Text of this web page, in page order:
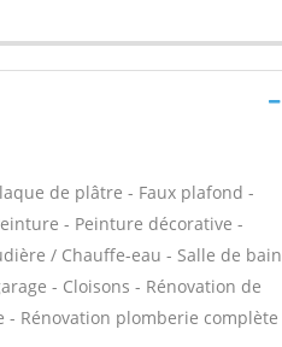
de plâtre - Faux plafond -
- Peinture décorative -
/ Chauffe-eau - Salle de bain
- Cloisons - Rénovation de
Rénovation plomberie complète